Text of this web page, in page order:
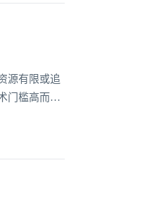
源有限或追
门槛高而望